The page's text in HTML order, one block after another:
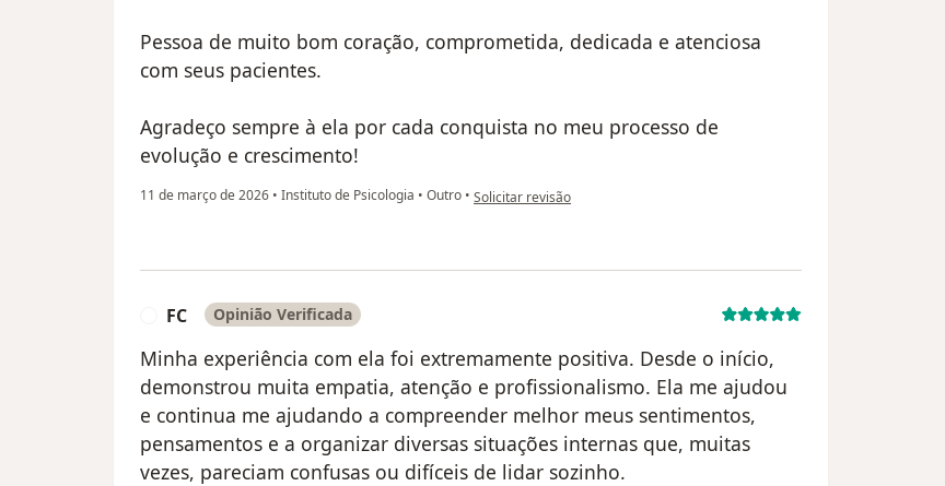
Pessoa de muito bom coração, comprometida, dedicada e atenciosa
com seus pacientes.
Agradeço sempre à ela por cada conquista no meu processo de
evolução e crescimento!
11 de março de 2026 • Instituto de Psicologia • Outro • na opinião do utilizador AG
Solicitar revisão
FC Opinião Verificada
Minha experiência com ela foi extremamente positiva. Desde o início,
demonstrou muita empatia, atenção e profissionalismo. Ela me ajudou
e continua me ajudando a compreender melhor meus sentimentos,
pensamentos e a organizar diversas situações internas que, muitas
vezes, pareciam confusas ou difíceis de lidar sozinho.